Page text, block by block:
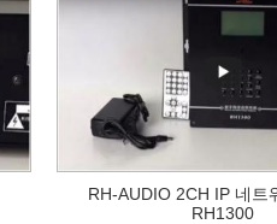
RH-AUDIO 2CH IP 네트
RH1300